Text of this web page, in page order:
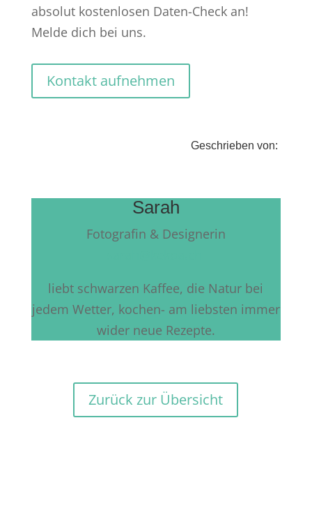
absolut kostenlosen Daten-Check an!
Melde dich bei uns.
Kontakt aufnehmen
Geschrieben von:
Sarah
Fotografin & Designerin
liebt schwarzen Kaffee, die Natur bei
jedem Wetter, kochen- am liebsten immer
wider neue Rezepte.
Zurück zur Übersicht